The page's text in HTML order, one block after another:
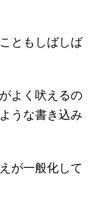
ともしばしば
よく吠えるの
うな書き込み
が一般化して